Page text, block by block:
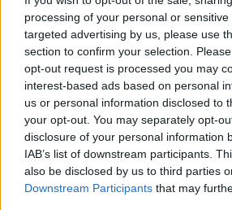
processing of your personal or
targeted advertising by us, please use
section to confirm your selection.
opt-out request is processed you may
interest-based ads based on personal
us or personal information disclosed to
your opt-out. You may separately opt-
disclosure of your personal information
IAB’s list of downstream participants.
also be disclosed by us to third parties
Downstream Participants that may
Jun 13, 2021
Chesaerelikes this.
Chesaere
Someday Author
У продавца Матроны (рядом с